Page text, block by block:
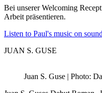
Bei unserer Welcoming
Arbeit präsentieren.
Listen to Paul's music on
JUAN S. GUSE
Juan S. Guse | Photo: